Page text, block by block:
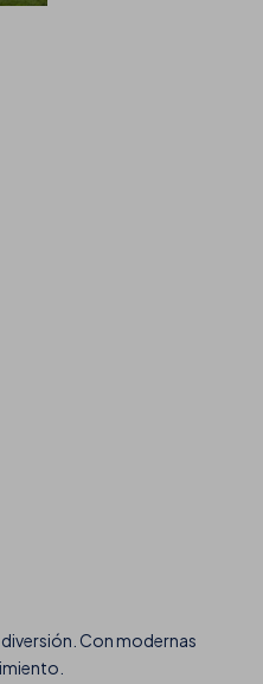
Con modernas